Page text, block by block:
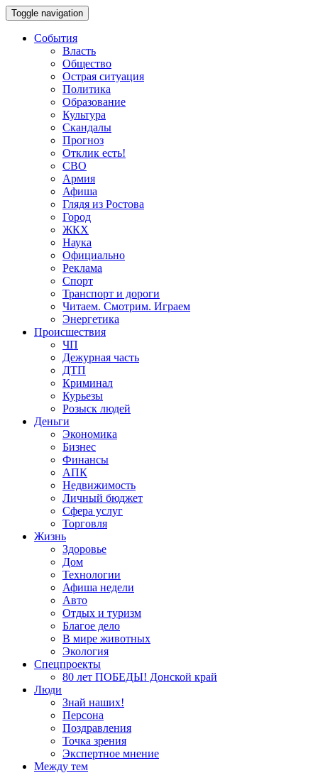
Toggle navigation
События
Власть
Общество
Острая ситуация
Политика
Образование
Культура
Скандалы
Прогноз
Отклик есть!
СВО
Армия
Афиша
Глядя из Ростова
Город
ЖКХ
Наука
Официально
Реклама
Спорт
Транспорт и дороги
Читаем. Смотрим. Играем
Энергетика
Происшествия
ЧП
Дежурная часть
ДТП
Криминал
Курьезы
Розыск людей
Деньги
Экономика
Бизнес
Финансы
АПК
Недвижимость
Личный бюджет
Сфера услуг
Торговля
Жизнь
Здоровье
Дом
Технологии
Афиша недели
Авто
Отдых и туризм
Благое дело
В мире животных
Экология
Спецпроекты
80 лет ПОБЕДЫ! Донской край
Люди
Знай наших!
Персона
Поздравления
Точка зрения
Экспертное мнение
Между тем